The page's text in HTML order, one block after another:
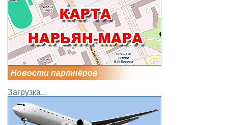
Новости партнёров
Загрузка...